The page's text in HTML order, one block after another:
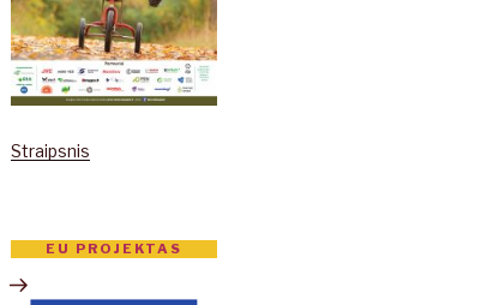
Kitas
įrašas
Straipsnis
EU PROJEKTAS